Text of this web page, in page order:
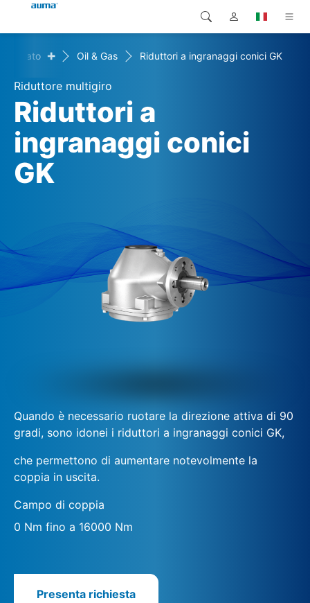
Prodotti
Soluzioni
Downloads
Servizio di assistenza
Global
Europa
Asia e Pacifico
Nord America
Ricerca
mercato + Oil & Gas Riduttori a ingranaggi conici GK
Riduttore multigiro
Riduttori a
ingranaggi conici
GK
Quando è necessario ruotare la direzione attiva di 90
gradi, sono idonei i riduttori a ingranaggi conici GK,
che permettono di aumentare notevolmente la
coppia in uscita.
Campo di coppia
0 Nm fino a 16000 Nm
Presenta richiesta